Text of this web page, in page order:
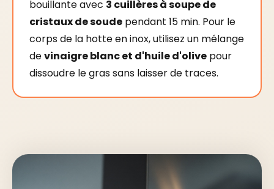
bouillante avec 3 cuillères à soupe de
cristaux de soude pendant 15 min. Pour le
corps de la hotte en inox, utilisez un mélange
devinaigre blanc et d'huile d'olive pour
dissoudre le gras sans laisser de traces.